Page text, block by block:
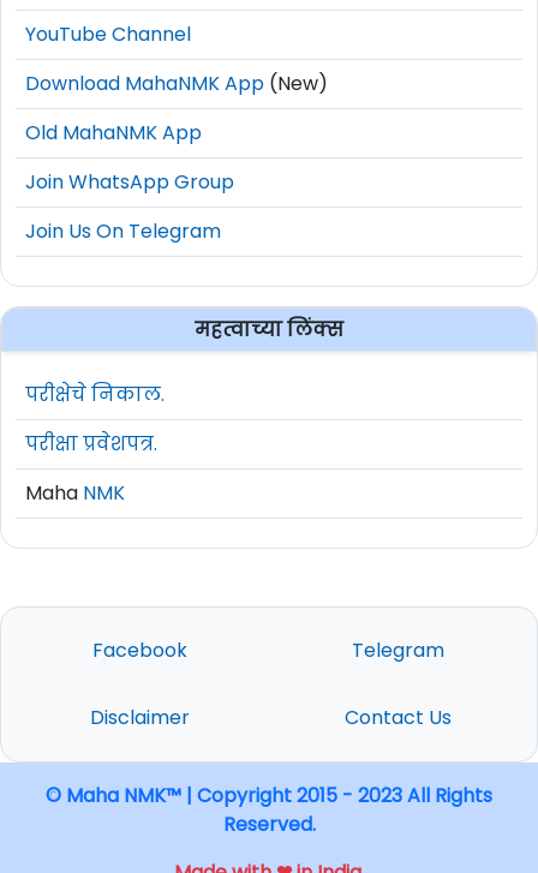
YouTube Channel
Download MahaNMK App (New)
Old MahaNMK App
Join WhatsApp Group
Join Us On Telegram
महत्वाच्या लिंक्स
परीक्षेचे निकाल.
परीक्षा प्रवेशपत्र.
Maha NMK
Facebook Telegram
Disclaimer Contact Us
© Maha NMK™ | Copyright 2015 - 2023 All Rights
Reserved.